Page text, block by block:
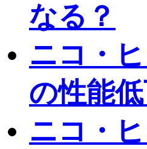
なる？
ニコ・
の性能
ニコ・